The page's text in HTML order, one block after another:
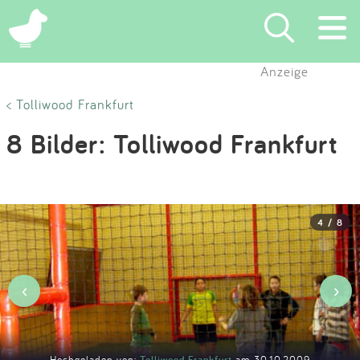
×
Eintragen
Blog
Partner
Kontakt
Anzeige
< Tolliwood Frankfurt
8 Bilder: Tolliwood Frankfurt
4 / 8
‹ ›